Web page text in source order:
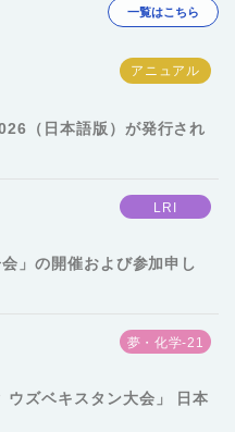
一覧はこちら
（日本語版）が発行され
LRI
」の開催および参加申し
夢・化学-21
ウズベキスタン大会」 日本